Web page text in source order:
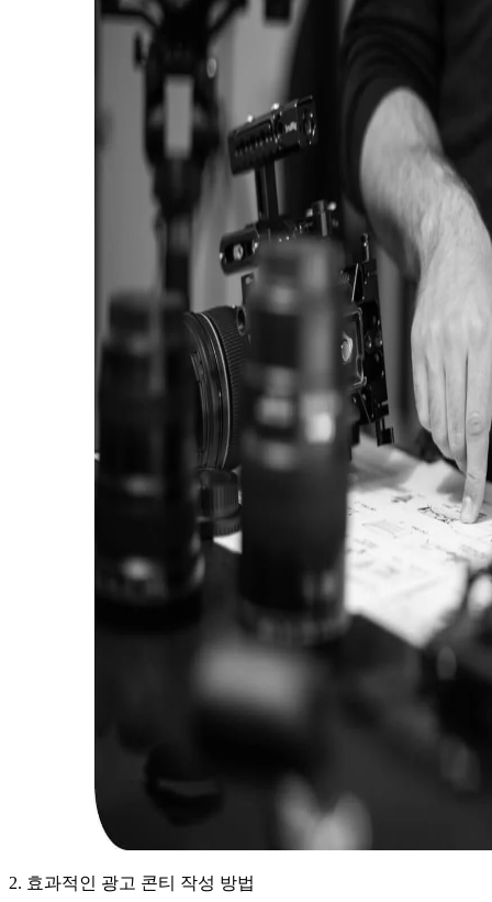
2. 효과적인 광고 콘티 작성 방법